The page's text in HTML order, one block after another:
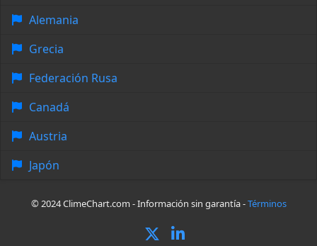
Alemania
Grecia
Federación Rusa
Canadá
Austria
Japón
© 2024 ClimeChart.com - Información sin garantía -Términos